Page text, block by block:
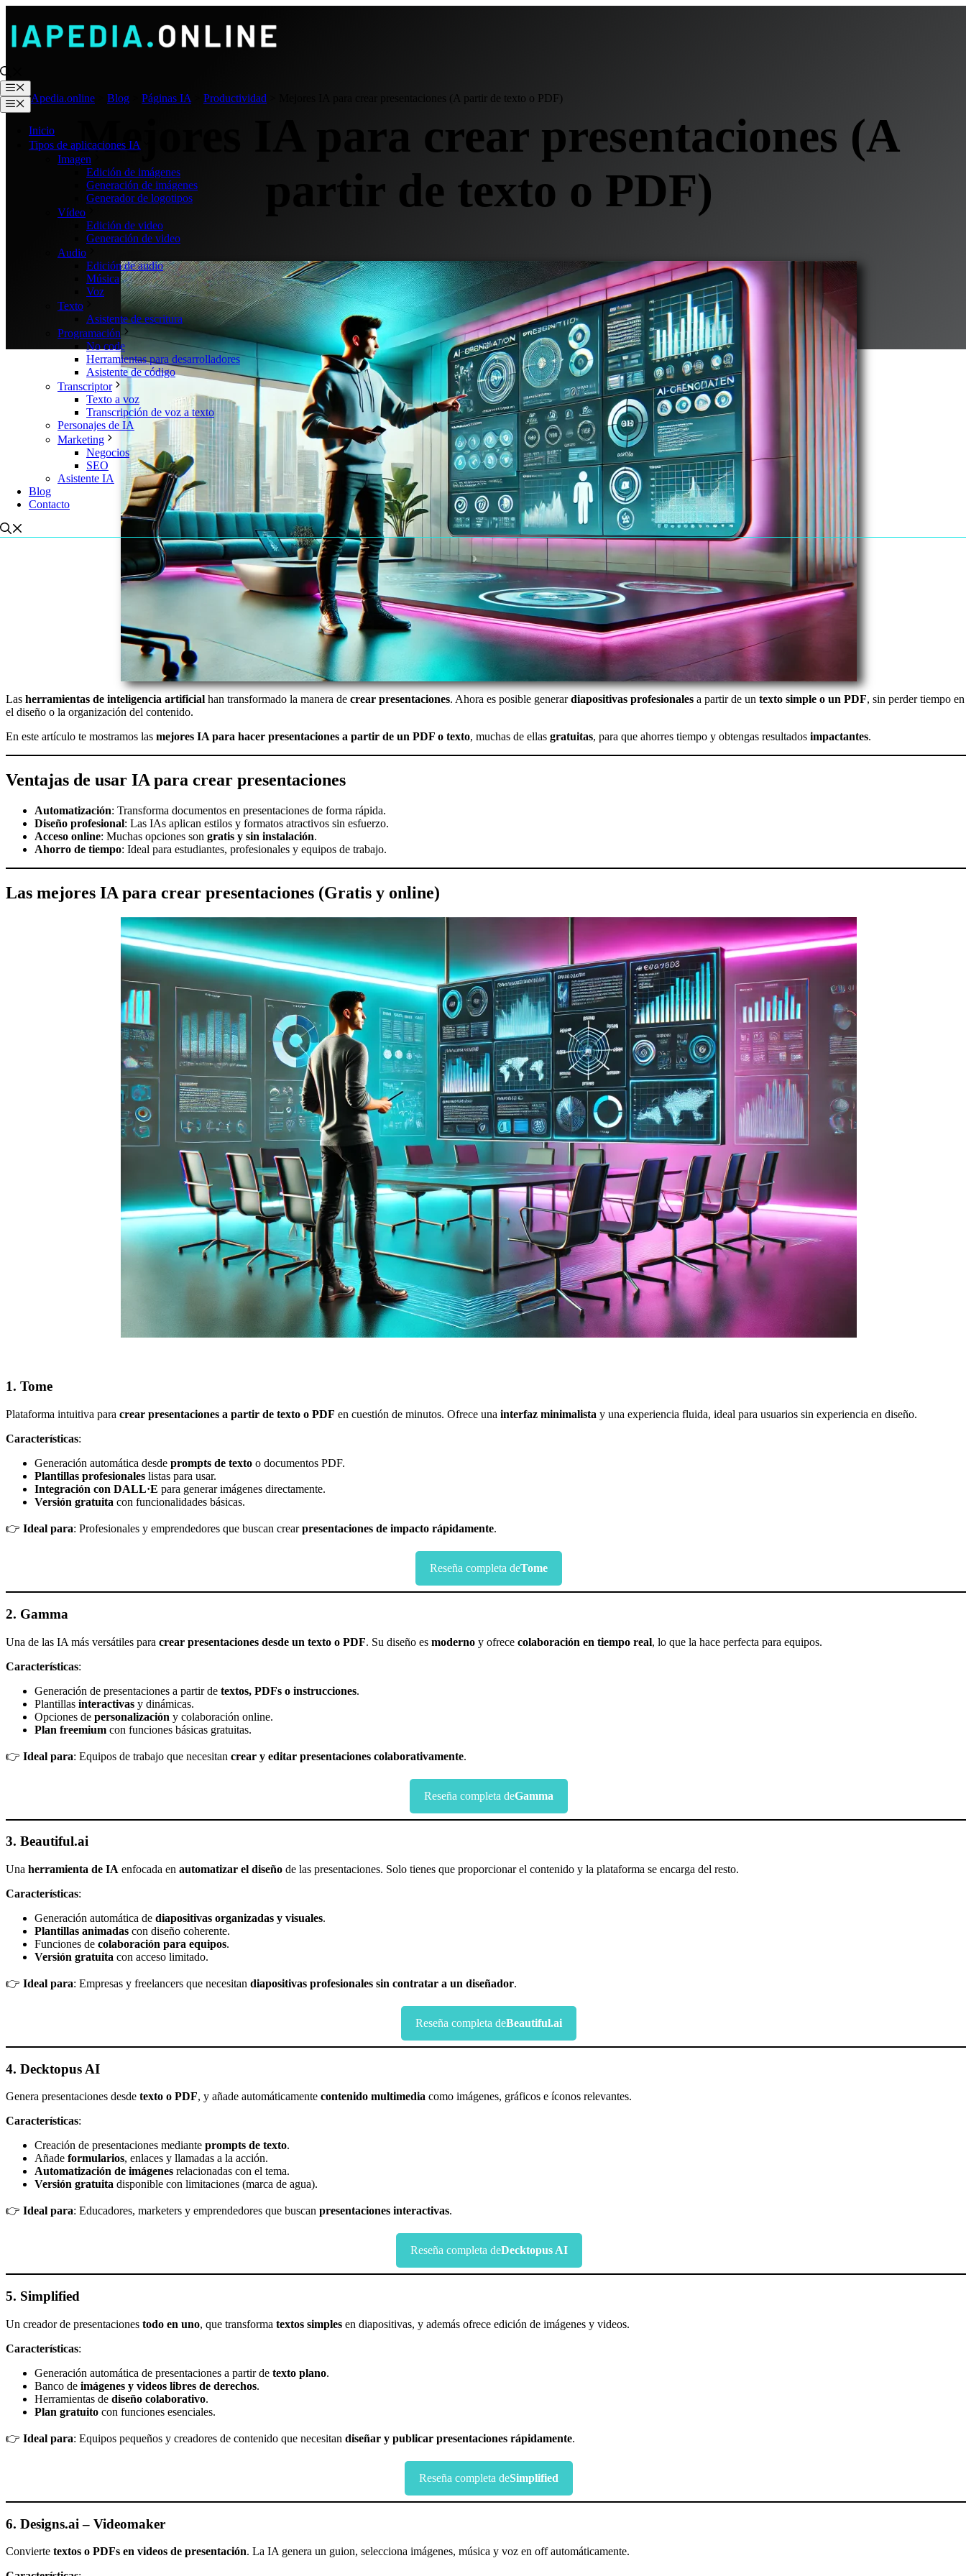
contenido
Menú
Menú
Inicio
Tipos de aplicaciones IA
Imagen
Edición de imágenes
Generación de imágenes
Generador de logotipos
Vídeo
Edición de video
Generación de video
Audio
Edición de audio
Música
Voz
Texto
Asistente de escritura
Programación
No code
Herramientas para desarrolladores
Asistente de código
Transcriptor
Texto a voz
Transcripción de voz a texto
Personajes de IA
Marketing
Negocios
SEO
Asistente IA
Blog
Contacto
IApedia.online Blog Páginas IA Productividad Mejores IA para crear presentaciones (A partir de texto o PDF)
Mejores IA para crear presentaciones (A
partir de texto o PDF)
Las herramientas de inteligencia artificial han transformado la manera de crear presentaciones. Ahora es posible generardiapositivas profesionales a partir de un texto simple o un PDF, sin perder tiempo en
el diseño o la organización del contenido.
En este artículo te mostramos las mejores IA para hacer presentaciones a partir de un PDF o texto, muchas de ellas gratuitas, para que ahorres tiempo y obtengas resultados impactantes.
Ventajas de usar IA para crear presentaciones
Automatización: Transforma documentos en presentaciones de forma rápida.
Diseño profesional: Las IAs aplican estilos y formatos atractivos sin esfuerzo.
Acceso online: Muchas opciones son gratis y sin instalación.
Ahorro de tiempo: Ideal para estudiantes, profesionales y equipos de trabajo.
Las mejores IA para crear presentaciones (Gratis y online)
1. Tome
Plataforma intuitiva para crear presentaciones a partir de texto o PDF en cuestión de minutos. Ofrece una interfaz minimalista y una experiencia fluida, ideal para usuarios sin experiencia en diseño.
Características:
Generación automática desde prompts de texto o documentos PDF.
Plantillas profesionales listas para usar.
Integración con DALL·E para generar imágenes directamente.
Versión gratuita con funcionalidades básicas.
👉 Ideal para: Profesionales y emprendedores que buscan crearpresentaciones de impacto rápidamente.
Reseña completa deTome
2. Gamma
Una de las IA más versátiles para crear presentaciones desde un texto o PDF. Su diseño es moderno y ofrece colaboración en tiempo real, lo que la hace perfecta para equipos.
Características:
Generación de presentaciones a partir de textos, PDFs o instrucciones.
Plantillas interactivas y dinámicas.
Opciones de personalización y colaboración online.
Plan freemium con funciones básicas gratuitas.
👉 Ideal para: Equipos de trabajo que necesitan crear y editar presentaciones colaborativamente.
Reseña completa deGamma
3. Beautiful.ai
Una herramienta de IA enfocada en automatizar el diseño de las presentaciones. Solo tienes que proporcionar el contenido y la plataforma se encarga del resto.
Características:
Generación automática de diapositivas organizadas y visuales.
Plantillas animadas con diseño coherente.
Funciones de colaboración para equipos.
Versión gratuita con acceso limitado.
👉 Ideal para: Empresas y freelancers que necesitan diapositivas profesionales sin contratar a un diseñador.
Reseña completa deBeautiful.ai
4. Decktopus AI
Genera presentaciones desde texto o PDF, y añade automáticamente contenido multimedia como imágenes, gráficos e íconos relevantes.
Características:
Creación de presentaciones mediante prompts de texto.
Añade formularios, enlaces y llamadas a la acción.
Automatización de imágenes relacionadas con el tema.
Versión gratuita disponible con limitaciones (marca de agua).
👉 Ideal para: Educadores, marketers y emprendedores que buscan presentaciones interactivas.
Reseña completa deDecktopus AI
5. Simplified
Un creador de presentaciones todo en uno, que transforma textos simples en diapositivas, y además ofrece edición de imágenes y videos.
Características:
Generación automática de presentaciones a partir de texto plano.
Banco de imágenes y videos libres de derechos.
Herramientas de diseño colaborativo.
Plan gratuito con funciones esenciales.
👉 Ideal para: Equipos pequeños y creadores de contenido que necesitan diseñar y publicar presentaciones rápidamente.
Reseña completa deSimplified
6. Designs.ai – Videomaker
Convierte textos o PDFs en videos de presentación. La IA genera un guion, selecciona imágenes, música y voz en off automáticamente.